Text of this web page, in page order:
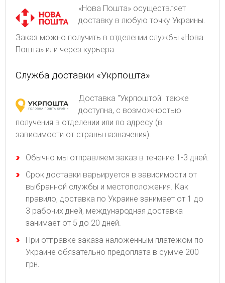
«Нова Пошта» осуществляет
доставку в любую точку Украины.
Заказ можно получить в отделении службы «Нова
Пошта» или через курьера.
Служба доставки «Укрпошта»
Доставка "Укрпоштой" также
доступна, с возможностью
получения в отделении или по адресу (в
зависимости от страны назначения).
Обычно мы отправляем заказ в течение 1-3 дней.
Срок доставки варьируется в зависимости от
выбранной службы и местоположения. Как
правило, доставка по Украине занимает от 1 до
3 рабочих дней, международная доставка
занимает от 5 до 20 дней.
При отправке заказа наложенным платежом по
Украине обязательно предоплата в сумме 200
грн.